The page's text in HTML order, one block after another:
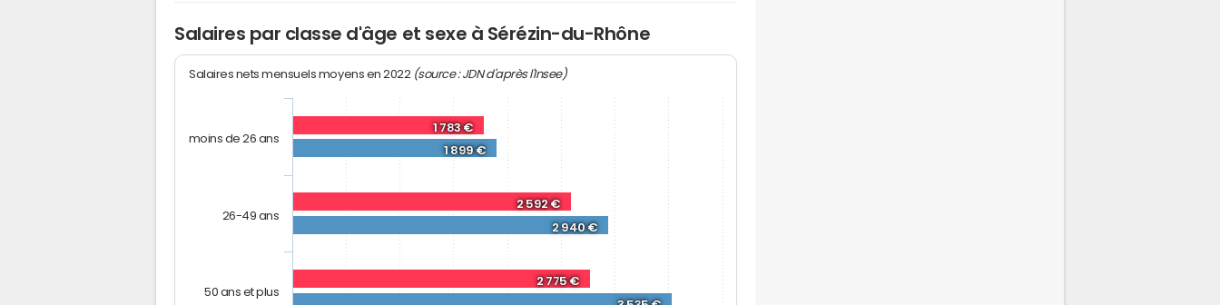
Salaires par classe d'âge et sexe à Sérézin-du-Rhône
Salaires nets mensuels moyens en 2022 (source : JDN d'après l'Insee)
1 783 €
2 592 €
2 775 €
1 899 €
2 940 €
moins de 26 ans
26-49 ans
50 ans et plus